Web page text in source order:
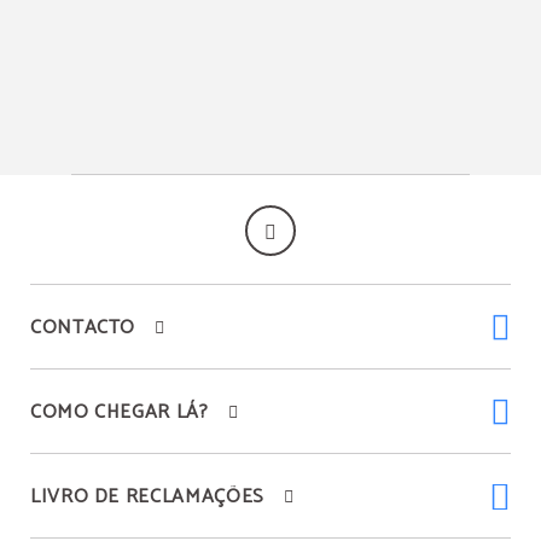
CONTACTO
COMO CHEGAR LÁ?
LIVRO DE RECLAMAÇÕES